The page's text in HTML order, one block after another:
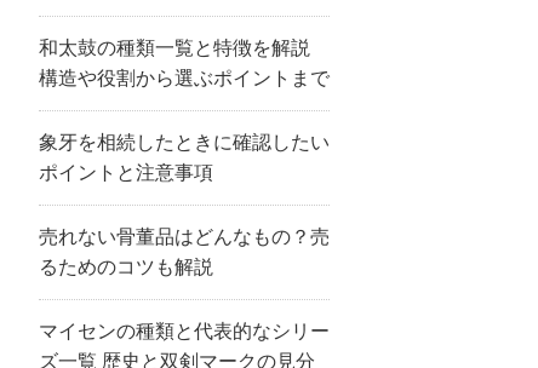
和太鼓の種類一覧と特徴を解説
構造や役割から選ぶポイントまで
象牙を相続したときに確認したい
ポイントと注意事項
売れない骨董品はどんなもの？売
るためのコツも解説
マイセンの種類と代表的なシリー
ズ一覧 歴史と双剣マークの見分